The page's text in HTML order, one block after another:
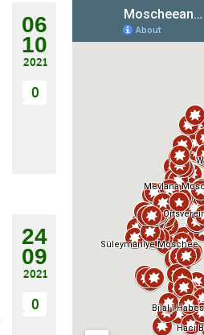
06
10
2021
0
24
09
2021
0